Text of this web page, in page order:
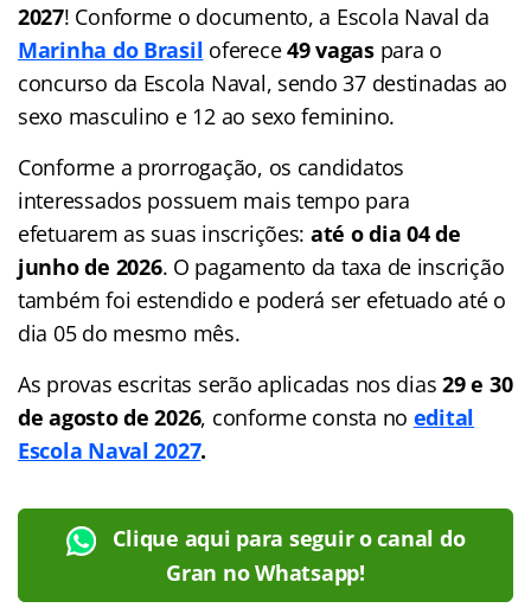
2027! Conforme o documento, a Escola Naval da
Marinha do Brasil oferece49 vagaspara o
concurso da Escola Naval, sendo 37 destinadas ao
sexo masculino e 12 ao sexo feminino.
Conforme a prorrogação, os candidatos
interessados possuem mais tempo para
efetuarem as suas inscrições: até o dia 04 de
junho de 2026. O pagamento da taxa de inscrição
também foi estendido e poderá ser efetuado até o
dia 05 do mesmo mês.
As provas escritas serão aplicadas nos dias29 e 30
de agosto de 2026, conforme consta no edital
Escola Naval 2027.
Clique aqui para seguir o canal do
Gran no Whatsapp!